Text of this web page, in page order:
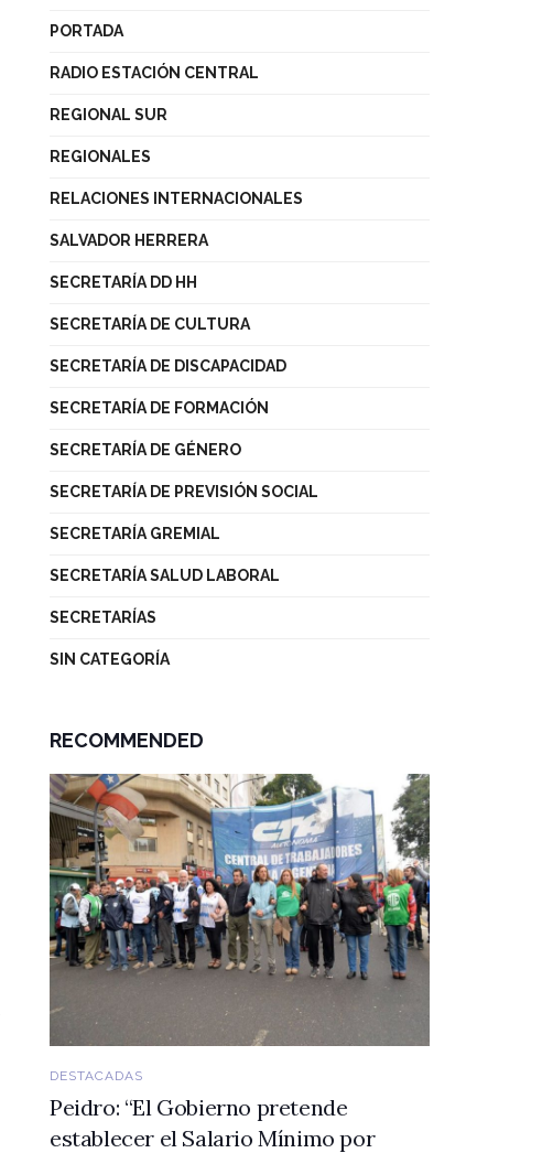
PORTADA
RADIO ESTACIÓN CENTRAL
REGIONAL SUR
REGIONALES
RELACIONES INTERNACIONALES
SALVADOR HERRERA
SECRETARÍA DD HH
SECRETARÍA DE CULTURA
SECRETARÍA DE DISCAPACIDAD
SECRETARÍA DE FORMACIÓN
SECRETARÍA DE GÉNERO
SECRETARÍA DE PREVISIÓN SOCIAL
SECRETARÍA GREMIAL
SECRETARÍA SALUD LABORAL
SECRETARÍAS
SIN CATEGORÍA
RECOMMENDED
DESTACADAS
Peidro: “El Gobierno pretende
establecer el Salario Mínimo por